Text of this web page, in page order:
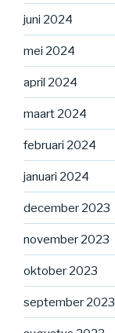
juni 2024
mei 2024
april 2024
maart 2024
februari 2024
januari 2024
december 2023
november 2023
oktober 2023
september 2023